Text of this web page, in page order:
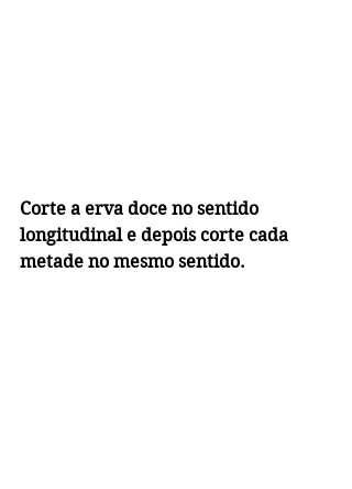
Corte a erva doce no sentido
longitudinal e depois corte cada
metade no mesmo sentido.